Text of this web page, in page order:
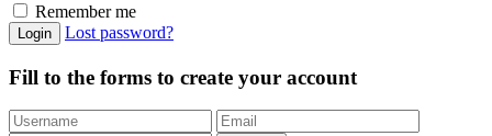
Remember me
Lost password?
Fill to the forms to create your account